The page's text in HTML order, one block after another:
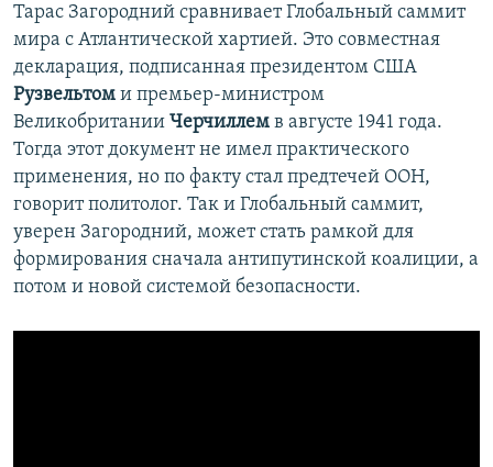
Тарас Загородний сравнивает Глобальный саммит
мира с Атлантической хартией. Это совместная
декларация, подписанная президентом США
Рузвельтом и премьер-министром
Великобритании Черчиллем в августе 1941 года.
Тогда этот документ не имел практического
применения, но по факту стал предтечей ООН,
говорит политолог. Так и Глобальный саммит,
уверен Загородний, может стать рамкой для
формирования сначала антипутинской коалиции, а
потом и новой системой безопасности.